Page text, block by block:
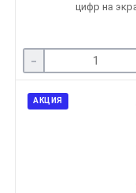
цифр на
-
АКЦИЯ